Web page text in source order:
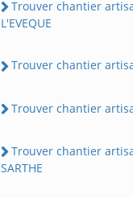
Trouver chantier
L'EVEQUE
Trouver chantier
Trouver chantier
Trouver chantier
SARTHE